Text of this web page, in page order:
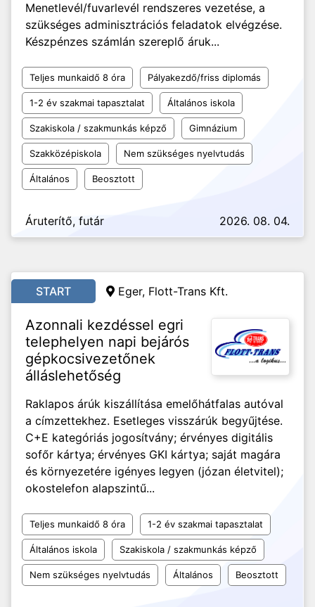
Menetlevél/fuvarlevél rendszeres vezetése, a
szükséges adminisztrációs feladatok elvégzése.
Készpénzes számlán szereplő áruk...
Teljes munkaidő 8 óra Pályakezdő/friss diplomás
1-2 év szakmai tapasztalat Általános iskola
Szakiskola / szakmunkás képző Gimnázium
Szakközépiskola Nem szükséges nyelvtudás
Általános Beosztott
Áruterítő, futár 2026. 08. 04.
START Eger, Flott-Trans Kft.
Azonnali kezdéssel egri
telephelyen napi bejárós
gépkocsivezetőnek
álláslehetőség
Raklapos árúk kiszállítása emelőhátfalas autóval
a címzettekhez. Esetleges visszárúk begyűjtése.
C+E kategóriás jogosítvány; érvényes digitális
sofőr kártya; érvényes GKI kártya; saját magára
és környezetére igényes legyen (józan életvitel);
okostelefon alapszintű...
Teljes munkaidő 8 óra 1-2 év szakmai tapasztalat
Általános iskola Szakiskola / szakmunkás képző
Nem szükséges nyelvtudás Általános Beosztott